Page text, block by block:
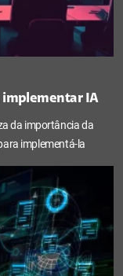
implementar IA
da importância da
implementá-la